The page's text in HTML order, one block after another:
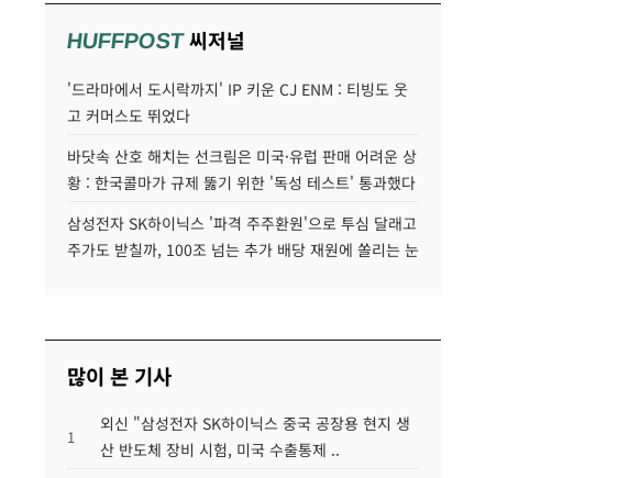
HUFFPOST씨저널
'드라마에서 도시락까지' IP 키운 CJ ENM : 티빙도 웃
고 커머스도 뛰었다
바닷속 산호 해치는 선크림은 미국·유럽 판매 어려운 상
황 : 한국콜마가 규제 뚫기 위한 '독성 테스트' 통과했다
삼성전자 SK하이닉스 '파격 주주환원'으로 투심 달래고
주가도 받칠까, 100조 넘는 추가 배당 재원에 쏠리는 눈
많이 본 기사
1
외신 "삼성전자 SK하이닉스 중국 공장용 현지 생
산 반도체 장비 시험, 미국 수출통제 ..